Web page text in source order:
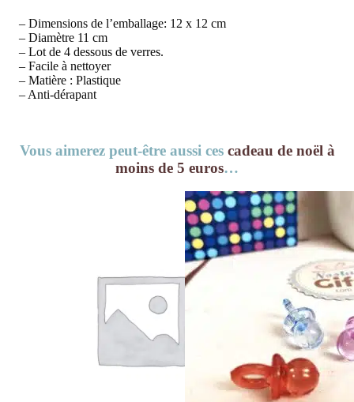
– Dimensions de l’emballage: 12 x 12 cm
– Diamètre 11 cm
– Lot de 4 dessous de verres.
– Facile à nettoyer
– Matière : Plastique
– Anti-dérapant
Vous aimerez peut-être aussi ces cadeau de noël à
moins de 5 euros…